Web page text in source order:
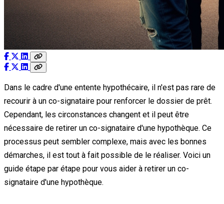
Dans le cadre d'une entente hypothécaire, il n'est pas rare de
recourir à un co-signataire pour renforcer le dossier de prêt.
Cependant, les circonstances changent et il peut être
nécessaire de retirer un co-signataire d'une hypothèque. Ce
processus peut sembler complexe, mais avec les bonnes
démarches, il est tout à fait possible de le réaliser. Voici un
guide étape par étape pour vous aider à retirer un co-
signataire d'une hypothèque.